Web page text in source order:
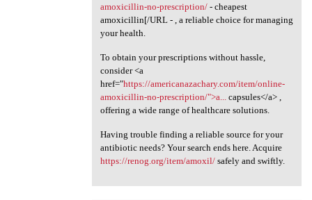
amoxicillin-no-prescription/- cheapest
amoxicillin[/URL - , a reliable choice for managing
your health.
To obtain your prescriptions without hassle,
consider <a
href="https://americanazachary.com/item/online-
amoxicillin-no-prescription/">a...
capsules</a> ,
offering a wide range of healthcare solutions.
Having trouble finding a reliable source for your
antibiotic needs? Your search ends here. Acquire
https://renog.org/item/amoxil/safely and swiftly.